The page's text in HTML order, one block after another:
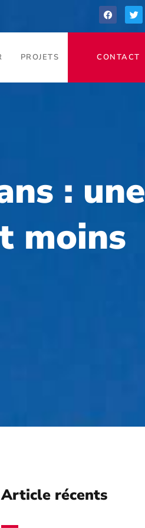
PROJETS CONTACT
: une
moins
Article récents